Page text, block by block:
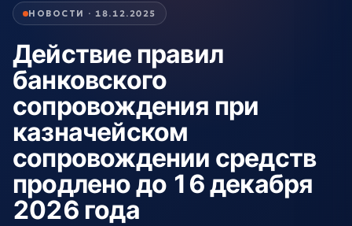
НОВОСТИ · 18.12.2025
Действие правил
банковского
сопровождения при
казначейском
сопровождении средств
продлено до 16 декабря
2026 года